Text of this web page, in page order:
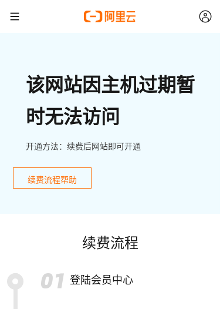
该网站因主机过期暂
时无法访问
开通方法：续费后网站即可开通
续费流程帮助
续费流程
登陆会员中心